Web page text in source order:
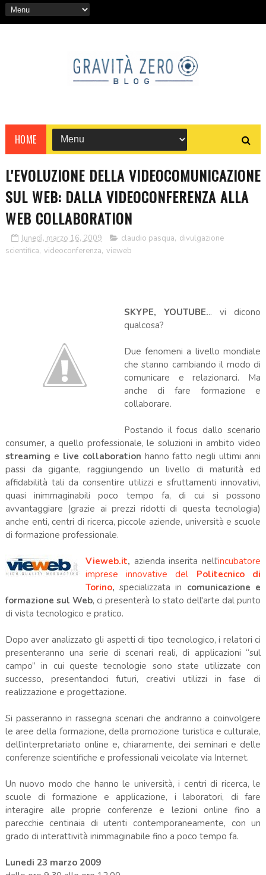
HOME
L'EVOLUZIONE DELLA VIDEOCOMUNICAZIONE
SUL WEB: DALLA VIDEOCONFERENZA ALLA
WEB COLLABORATION
lunedì, marzo 16, 2009 claudio pasqua, divulgazione
scientifica, videoconferenza, vieweb
SKYPE, YOUTUBE... vi dicono
qualcosa?
Due fenomeni a livello mondiale
che stanno cambiando il modo di
comunicare e relazionarci. Ma
anche di fare formazione e
collaborare.
Postando il focus dallo scenario
consumer, a quello professionale, le soluzioni in ambito video
streaming e live collaboration hanno fatto negli ultimi anni
passi da gigante, raggiungendo un livello di maturità ed
affidabilità tali da consentire utilizzi e sfruttamenti innovativi,
quasi inimmaginabili poco tempo fa, di cui si possono
avvantaggiare (grazie ai prezzi ridotti di questa tecnologia)
anche enti, centri di ricerca, piccole aziende, università e scuole
di formazione professionale.
Vieweb.it, azienda inserita nell'incubatore
imprese innovative del Politecnico di
Torino, specializzata in comunicazione e
formazione sul Web, ci presenterà lo stato dell'arte dal punto
di vista tecnologico e pratico.
Dopo aver analizzato gli aspetti di tipo tecnologico, i relatori ci
presenteranno una serie di scenari reali, di applicazioni “sul
campo” in cui queste tecnologie sono state utilizzate con
successo, presentandoci futuri, creativi utilizzi in fase di
realizzazione e progettazione.
Si passeranno in rassegna scenari che andranno a coinvolgere
le aree della formazione, della promozione turistica e culturale,
dell’interpretariato online e, chiaramente, dei seminari e delle
conferenze scientifiche e professionali veicolate via Internet.
Un nuovo modo che hanno le università, i centri di ricerca, le
scuole di formazione e applicazione, i laboratori, di fare
interagire alle proprie conferenze e lezioni online fino a
parecchie centinaia di utenti contemporaneamente, con un
grado di interattività inimmaginabile fino a poco tempo fa.
Lunedi 23 marzo 2009